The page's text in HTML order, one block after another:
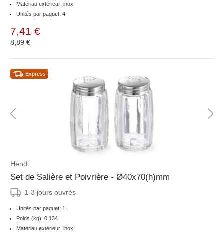
Matériau extérieur: inox
Unités par paquet: 4
7,41 €
8,89 €
Express
Hendi
Set de Salière et Poivrière - Ø40x70(h)mm
1-3 jours ouvrés
Unités par paquet: 1
Poids (kg): 0.134
Matériau extérieur: inox